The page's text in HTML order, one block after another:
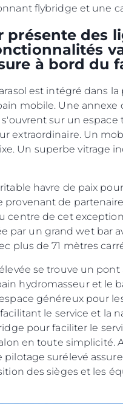
flybridge et une
présente des
à bord du
est intégré dans
mobile. Une
sur un
extraordinaire. Un
Un superbe vitrage
havre de paix
provenant de
centre de cet
par un grand wet bar
plus de 71 mètres
se trouve un
hydromasseur et le
généreux pour
le service et la
pour faciliter le
en toute simplicité.
surélevé
des sièges et les